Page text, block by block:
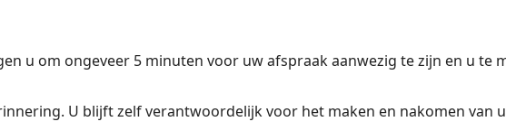
u om ongeveer 5 minuten voor uw afspraak aanwezig te zijn en u te
U blijft zelf verantwoordelijk voor het maken en nakomen van